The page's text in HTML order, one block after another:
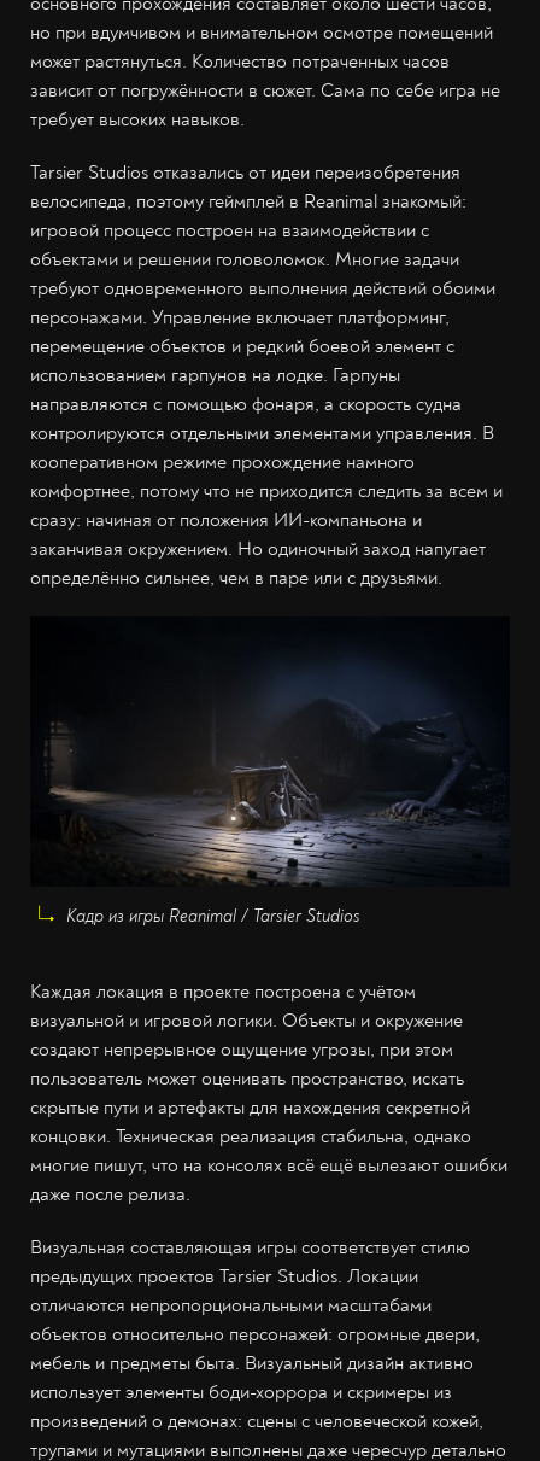
но при вдумчивом и внимательном осмотре помещений
может растянуться. Количество потраченных часов
зависит от погружённости в сюжет. Сама по себе игра не
требует высоких навыков.
Tarsier Studios отказались от идеи переизобретения
велосипеда, поэтому геймплей в Reanimal знакомый:
игровой процесс построен на взаимодействии с
объектами и решении головоломок. Многие задачи
требуют одновременного выполнения действий обоими
персонажами. Управление включает платформинг,
перемещение объектов и редкий боевой элемент с
использованием гарпунов на лодке. Гарпуны
направляются с помощью фонаря, а скорость судна
контролируются отдельными элементами управления. В
кооперативном режиме прохождение намного
комфортнее, потому что не приходится следить за всем и
сразу: начиная от положения ИИ-компаньона и
заканчивая окружением. Но одиночный заход напугает
определённо сильнее, чем в паре или с друзьями.
Кадр из игры Reanimal / Tarsier Studios
Каждая локация в проекте построена с учётом
визуальной и игровой логики. Объекты и окружение
создают непрерывное ощущение угрозы, при этом
пользователь может оценивать пространство, искать
скрытые пути и артефакты для нахождения секретной
концовки. Техническая реализация стабильна, однако
многие пишут, что на консолях всё ещё вылезают ошибки
даже после релиза.
Визуальная составляющая игры соответствует стилю
предыдущих проектов Tarsier Studios. Локации
отличаются непропорциональными масштабами
объектов относительно персонажей: огромные двери,
мебель и предметы быта. Визуальный дизайн активно
использует элементы боди-хоррора и скримеры из
произведений о демонах: сцены с человеческой кожей,
трупами и мутациями выполнены даже чересчур детально